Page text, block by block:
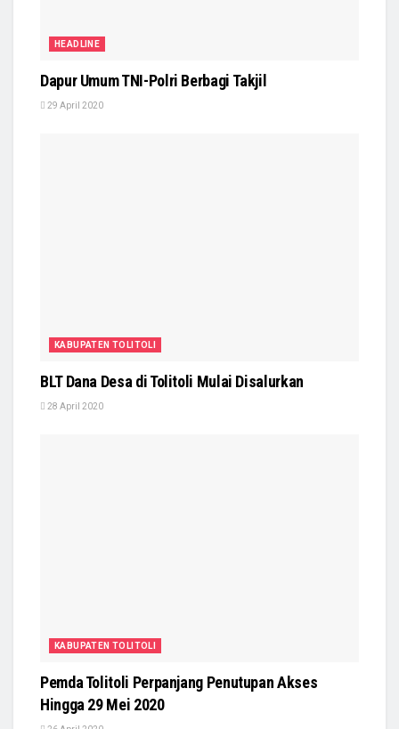
HEADLINE
Dapur Umum TNI-Polri Berbagi Takjil
29 April 2020
KABUPATEN TOLITOLI
BLT Dana Desa di Tolitoli Mulai Disalurkan
28 April 2020
KABUPATEN TOLITOLI
Pemda Tolitoli Perpanjang Penutupan Akses
Hingga 29 Mei 2020